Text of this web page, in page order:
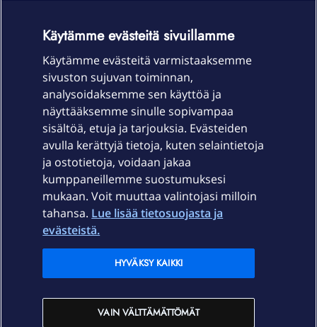
Laitteet & liittymät
Palvelut
Ajankohtaista
Elisa Oyj
In English
Käytämme evästeitä sivuillamme
Käytämme evästeitä varmistaaksemme
sivuston sujuvan toiminnan,
analysoidaksemme sen käyttöä ja
näyttääksemme sinulle sopivampaa
sisältöä, etuja ja tarjouksia. Evästeiden
avulla kerättyjä tietoja, kuten selaintietoja
ja ostotietoja, voidaan jakaa
kumppaneillemme suostumuksesi
mukaan. Voit muuttaa valintojasi milloin
tahansa. Lue lisää tietosuojasta ja
evästeistä.
VAIN VÄLTTÄMÄTTÖMÄT
HYVÄKSY KAIKKI